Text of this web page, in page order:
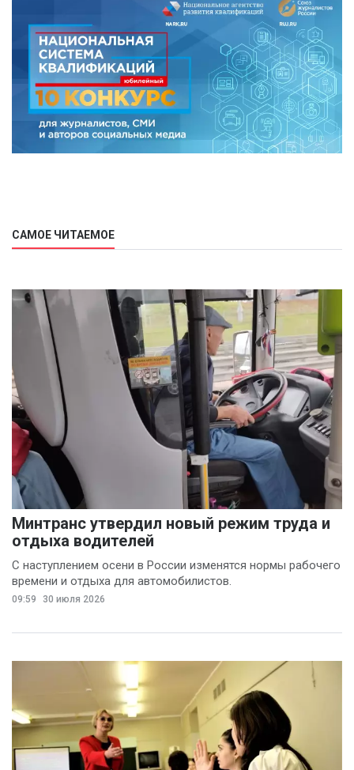
САМОЕ ЧИТАЕМОЕ
Минтранс утвердил новый режим труда и
отдыха водителей
С наступлением осени в России изменятся нормы рабочего
времени и отдыха для автомобилистов.
09:59 30 июля 2026